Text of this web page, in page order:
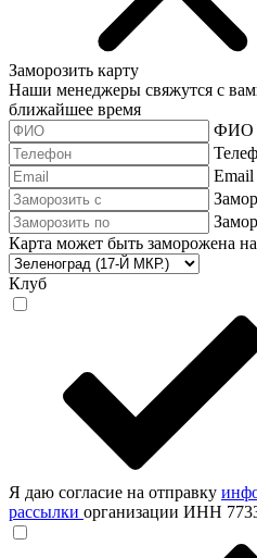
Заморозить карту
Наши менеджеры свяжутся с
ближайшее время
ФИО
Email
Карта может быть заморожена
Клуб
Я даю согласие на отправку
рассылки организации ИНН